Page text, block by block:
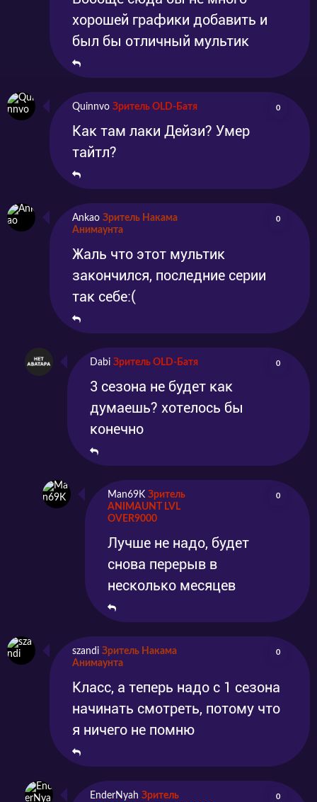
хорошей графики добавить и
был бы отличный мультик
Quinnvo Зритель OLD-Батя 0
Как там лаки Дейзи? Умер
тайтл?
Ankao Зритель Накама
Анимаунта
0
Жаль что этот мультик
закончился, последние серии
так себе:(
Dabi Зритель OLD-Батя 0
3 сезона не будет как
думаешь? хотелось бы
конечно
Man69K Зритель
ANIMAUNT LVL
OVER9000
0
Лучше не надо, будет
снова перерыв в
несколько месяцев
szandi Зритель Накама
Анимаунта
0
Класс, а теперь надо с 1 сезона
начинать смотреть, потому что
я ничего не помню
EnderNyah Зритель
0